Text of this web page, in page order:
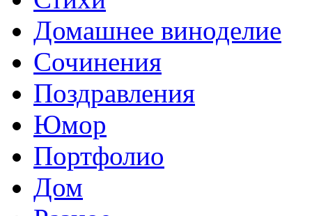
Домашнее виноделие
Сочинения
Поздравления
Юмор
Портфолио
Дом